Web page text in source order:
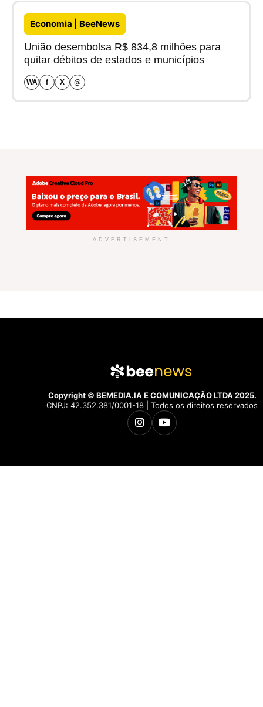
Economia | BeeNews
União desembolsa R$ 834,8 milhões para
quitar débitos de estados e municípios
WA f X @
ADVERTISEMENT
Copyright © BEMEDIA.IA E COMUNICAÇÃO LTDA 2025.
CNPJ: 42.352.381/0001-18 | Todos os direitos reservados